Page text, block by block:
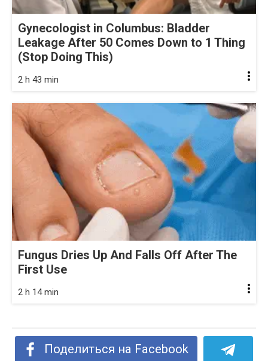
Gynecologist in Columbus: Bladder
Leakage After 50 Comes Down to 1 Thing
(Stop Doing This)
2 h 43 min
Fungus Dries Up And Falls Off After The
First Use
2 h 14 min
Поделиться на Facebook